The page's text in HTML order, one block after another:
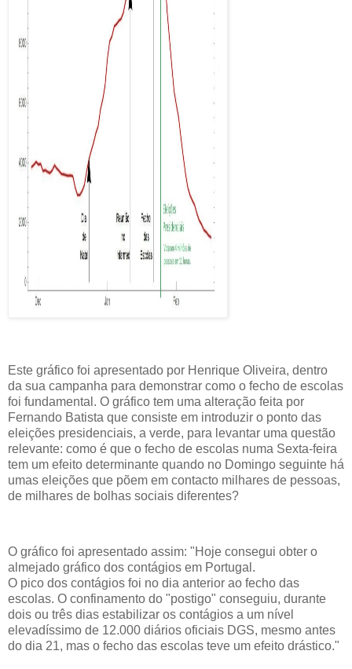
Este gráfico foi apresentado por Henrique Oliveira, dentro
da sua campanha para demonstrar como o fecho de escolas
foi fundamental. O gráfico tem uma alteração feita por
Fernando Batista que consiste em introduzir o ponto das
eleições presidenciais, a verde, para levantar uma questão
relevante: como é que o fecho de escolas numa Sexta-feira
tem um efeito determinante quando no Domingo seguinte há
umas eleições que põem em contacto milhares de pessoas,
de milhares de bolhas sociais diferentes?
O gráfico foi apresentado assim: "Hoje consegui obter o
almejado gráfico dos contágios em Portugal.
O pico dos contágios foi no dia anterior ao fecho das
escolas. O confinamento do "postigo" conseguiu, durante
dois ou três dias estabilizar os contágios a um nível
elevadíssimo de 12.000 diários oficiais DGS, mesmo antes
do dia 21, mas o fecho das escolas teve um efeito drástico."